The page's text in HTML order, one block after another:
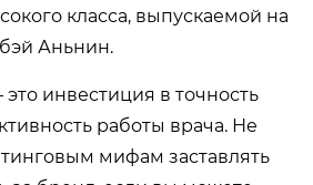
класса, выпускаемой на
Аньнин.
инвестиция в точность
работы врача. Не
мифам заставлять